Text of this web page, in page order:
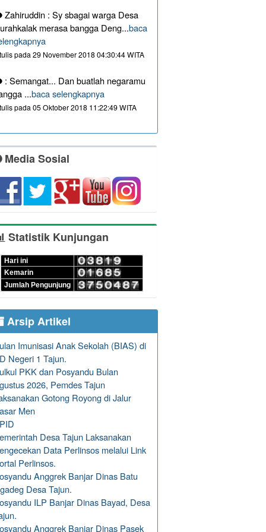
Zahiruddin : Sy sbagai warga Desa
merasa bangga Deng...baca
pada 29 November 2018 04:30:44 WITA
: Semangat... Dan buatlah negaramu
...baca selengkapnya
pada 05 Oktober 2018 11:22:49 WITA
Media Sosial
Statistik Kunjungan
Hari ini
Kemarin
Jumlah Pengunjung
Arsip Artikel
Imunisasi Anak Sekolah (BIAS) di
Negeri 1 Tajun.
PKK dan Posyandu Bulan
2026, Pemdes Tajun
Gotong Royong di Jalur
Men
Desa Tajun Laksanakan
Data Perlinsos melalui Link
Perlinsos.
Anggrek Banjar Dinas Batu
Desa Tajun.
ILP Banjar Dinas Bayad, Desa
Anggrek Banjar Dinas Pasek